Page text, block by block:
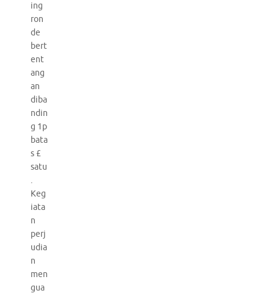
ing
ron
de
bert
ent
ang
an
diba
ndin
g 1p
bata
s £
satu
.
Keg
iata
n
perj
udia
n
men
gua